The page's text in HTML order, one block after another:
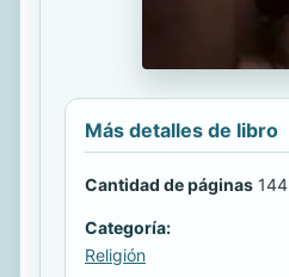
Más detalles de libro
Cantidad de páginas 144
Categoría:
Religión